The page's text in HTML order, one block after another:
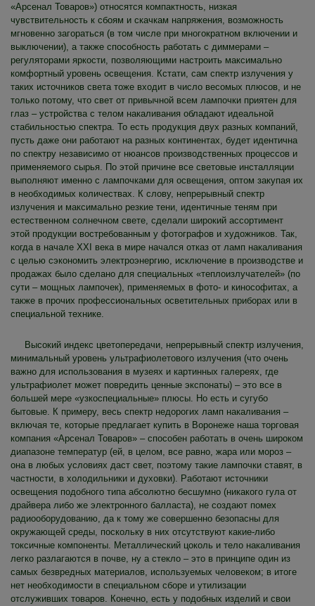
«Арсенал Товаров») относятся компактность, низкая
чувствительность к сбоям и скачкам напряжения, возможность
мгновенно загораться (в том числе при многократном включении и
выключении), а также способность работать с диммерами –
регуляторами яркости, позволяющими настроить максимально
комфортный уровень освещения. Кстати, сам спектр излучения у
таких источников света тоже входит в число весомых плюсов, и не
только потому, что свет от привычной всем лампочки приятен для
глаз – устройства с телом накаливания обладают идеальной
стабильностью спектра. То есть продукция двух разных компаний,
пусть даже они работают на разных континентах, будет идентична
по спектру независимо от нюансов производственных процессов и
применяемого сырья. По этой причине все световые инсталляции
выполняют именно с лампочками для освещения, оптом закупая их
в необходимых количествах. К слову, непрерывный спектр
излучения и максимально резкие тени, идентичные теням при
естественном солнечном свете, сделали широкий ассортимент
этой продукции востребованным у фотографов и художников. Так,
когда в начале XXI века в мире начался отказ от ламп накаливания
с целью сэкономить электроэнергию, исключение в производстве и
продажах было сделано для специальных «теплоизлучателей» (по
сути – мощных лампочек), применяемых в фото- и кинософитах, а
также в прочих профессиональных осветительных приборах или в
специальной технике.
Высокий индекс цветопередачи, непрерывный спектр излучения,
минимальный уровень ультрафиолетового излучения (что очень
важно для использования в музеях и картинных галереях, где
ультрафиолет может повредить ценные экспонаты) – это все в
большей мере «узкоспециальные» плюсы. Но есть и сугубо
бытовые. К примеру, весь спектр недорогих ламп накаливания –
включая те, которые предлагает купить в Воронеже наша торговая
компания «Арсенал Товаров» – способен работать в очень широком
диапазоне температур (ей, в целом, все равно, жара или мороз –
она в любых условиях даст свет, поэтому такие лампочки ставят, в
частности, в холодильники и духовки). Работают источники
освещения подобного типа абсолютно бесшумно (никакого гула от
драйвера либо же электронного балласта), не создают помех
радиооборудованию, да к тому же совершенно безопасны для
окружающей среды, поскольку в них отсутствуют какие-либо
токсичные компоненты. Металлический цоколь и тело накаливания
легко разлагаются в почве, ну а стекло – это в принципе один из
самых безвредных материалов, используемых человеком; в итоге
нет необходимости в специальном сборе и утилизации
отслуживших товаров. Конечно, есть у подобных изделий и свои